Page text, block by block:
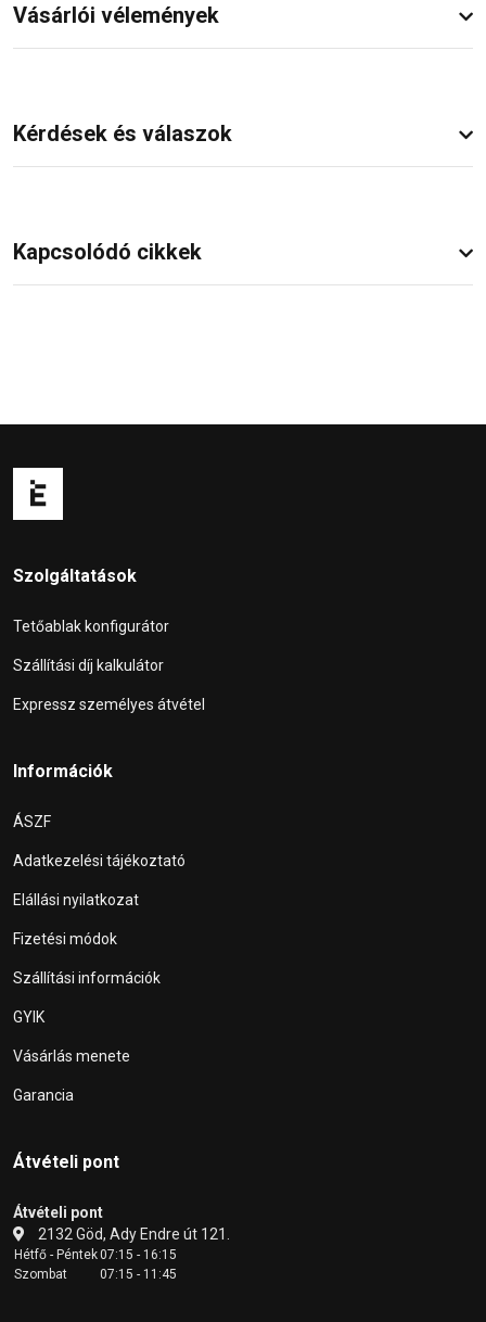
Vásárlói vélemények
Kérdések és válaszok
Kapcsolódó cikkek
Szolgáltatások
Tetőablak konfigurátor
Szállítási díj kalkulátor
Expressz személyes átvétel
Információk
ÁSZF
Adatkezelési tájékoztató
Elállási nyilatkozat
Fizetési módok
Szállítási információk
GYIK
Vásárlás menete
Garancia
Átvételi pont
Átvételi pont
2132 Göd, Ady Endre út 121.
Hétfő - Péntek07:15 - 16:15
Szombat
07:15 - 11:45